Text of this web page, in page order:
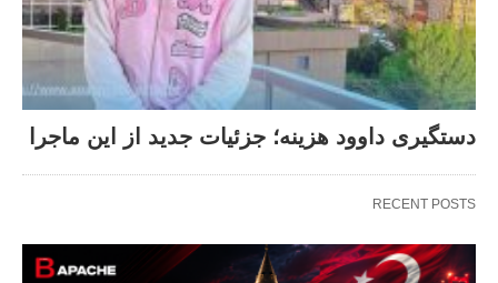
دستگیری داوود هزینه؛ جزئیات جدید از این ماجرا
RECENT POSTS